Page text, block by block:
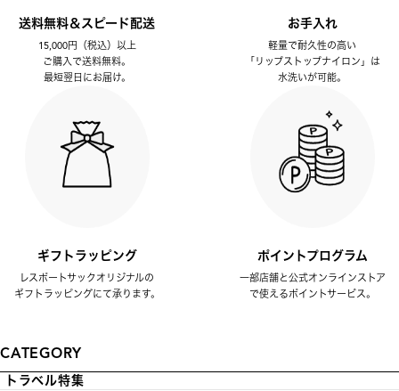
送料無料＆スピード配送
15,000円（税込）以上
ご購入で送料無料。
最短翌日にお届け。
お手入れ
軽量で耐久性の高い
「リップストップナイロン」は
水洗いが可能。
ギフトラッピング
レスポートサックオリジナルの
ギフトラッピングにて承ります。
ポイントプログラム
一部店舗と公式オンラインストア
で使えるポイントサービス。
CATEGORY
トラベル特集